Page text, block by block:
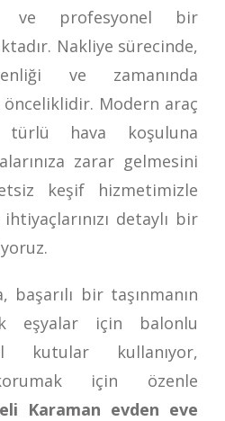
ve profesyonel bir
Nakliye sürecinde,
ve zamanında
Modern araç
türlü hava koşuluna
zarar gelmesini
keşif hizmetimizle
detaylı bir
bir taşınmanın
eşyalar için balonlu
kullanıyor,
korumak için özenle
Karaman evden eve